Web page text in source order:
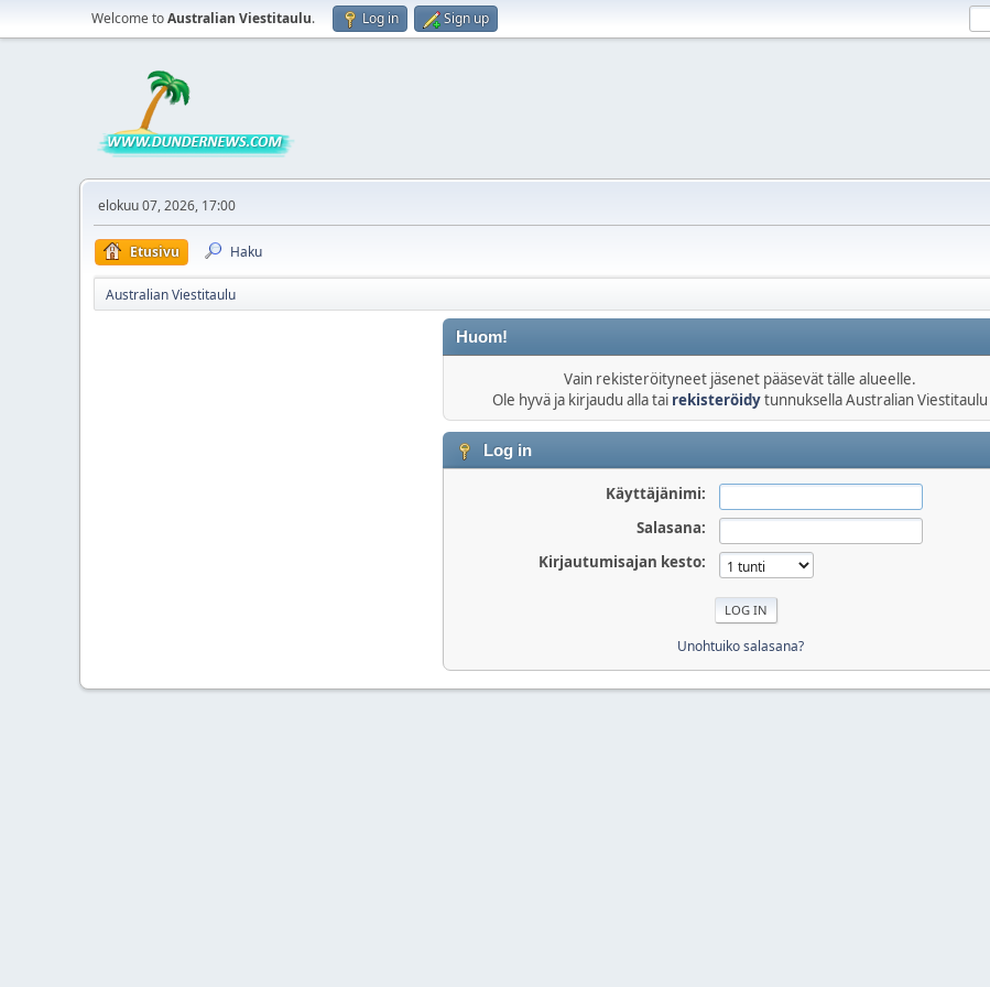
Welcome toAustralian Viestitaulu. Log in Sign up
elokuu 07, 2026, 17:00
Etusivu Haku
Australian Viestitaulu
Huom!
Vain rekisteröityneet jäsenet pääsevät tälle alueelle.
Ole hyvä ja kirjaudu alla tai rekisteröidytunnuksella Australian Viestitaulu
Log in
Käyttäjänimi:
Salasana:
Kirjautumisajan kesto:
Unohtuiko salasana?